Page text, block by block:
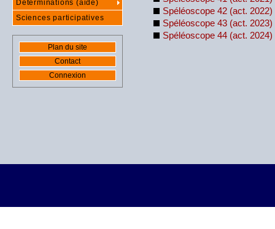
Spéléoscope 42 (act. 2022)
Spéléoscope 43 (act. 2023)
Spéléoscope 44 (act. 2024)
Déterminations (aide)
Sciences participatives
Plan du site
Contact
Connexion